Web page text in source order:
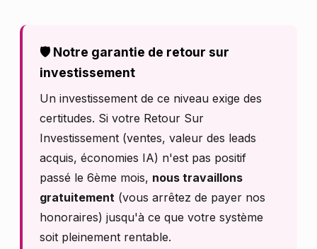
🛡️ Notre garantie de retour sur
investissement
Un investissement de ce niveau exige des
certitudes. Si votre Retour Sur
Investissement (ventes, valeur des leads
acquis, économies IA) n'est pas positif
passé le 6ème mois, nous travaillons
gratuitement (vous arrêtez de payer nos
honoraires) jusqu'à ce que votre système
soit pleinement rentable.